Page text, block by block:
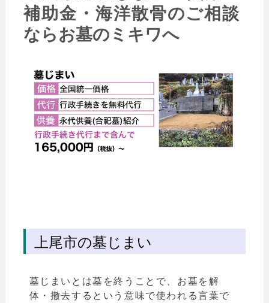
補助金・海洋散骨のご相談
ならお墓のミキワへ
上尾市の墓じまい
墓じまいとは墓を終うことで、お墓を解
体・撤去するという意味で使われる言葉で